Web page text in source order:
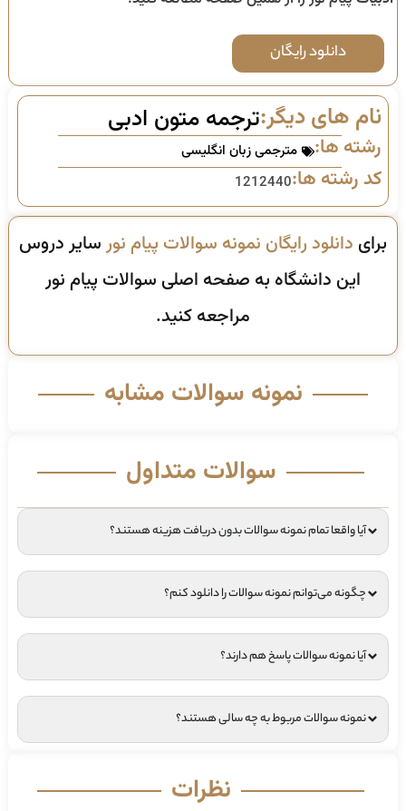
دانلود رایگان
نام های دیگر:ترجمه متون ادبی
رشته ها: مترجمی زبان انگلیسی
کد رشته ها:1212440
برای دانلود رایگان نمونه سوالات پیام نورسایر دروس
این دانشگاه به صفحه اصلی سوالات پیام نور
مراجعه کنید.
نمونه سوالات مشابه
سوالات متداول
آیا واقعا تمام نمونه سوالات بدون دریافت هزینه هستند؟
چگونه می‌توانم نمونه سوالات را دانلود کنم؟
آیا نمونه سوالات پاسخ هم دارند؟
نمونه سوالات مربوط به چه سالی هستند؟
نظرات